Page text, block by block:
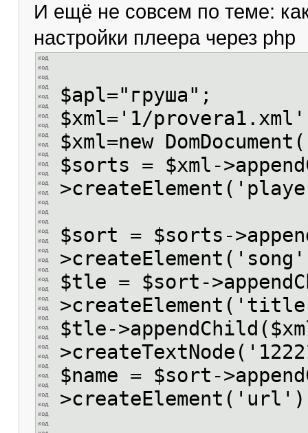
И ещё не совсем по теме:
настройки плеера через php
$apl="груша";
$xml='1/
$xml=new
$sorts = $xml-
$sort = $sorts-
$tle = $sort-
$tle-
$name = $sort-